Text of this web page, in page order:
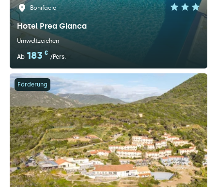
Bonifacio
Hotel Prea Gianca
Umweltzeichen
Ab 183 €
/Pers.
Förderung